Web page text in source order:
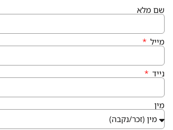
איך מגיעים
קניון פרנדלי גן יבנה, המגינים 56
חנייה במקום ללא עלות
(נפתח בחלון חדש)
שם מלא
מייל
נייד
מין